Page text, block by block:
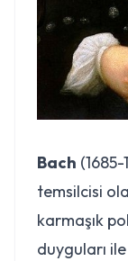
Bach
temsilcisi
karmaşık
duyguları